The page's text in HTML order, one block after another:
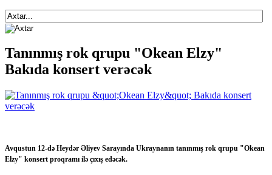
Tanınmış rok qrupu "Okean Elzy"
Bakıda konsert verəcək
Avqustun 12-də Heydər Əliyev Sarayında Ukraynanın tanınmış rok qrupu "Okean
Elzy" konsert proqramı ilə çıxış edəcək.